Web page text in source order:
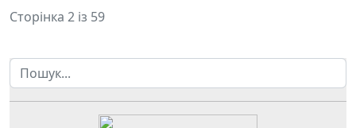
Сторінка 2 із 59
Пошук